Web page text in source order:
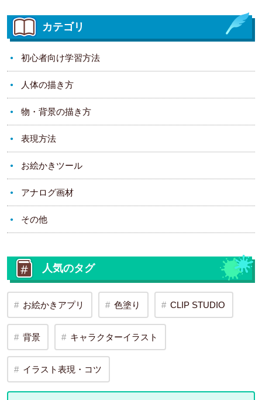
カテゴリ
初心者向け学習方法
人体の描き方
物・背景の描き方
表現方法
お絵かきツール
アナログ画材
その他
人気のタグ
お絵かきアプリ 色塗り CLIP STUDIO
背景 キャラクターイラスト
イラスト表現・コツ